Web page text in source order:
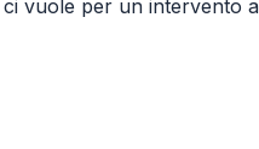
vuole per un intervento